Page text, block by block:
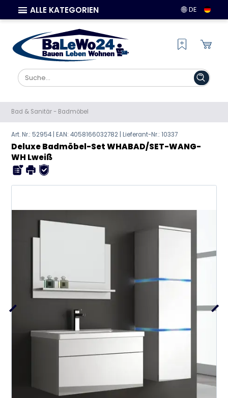
ALLE KATEGORIEN DE
Bad & Sanitär- Badmöbel
Art. Nr.: 52954 | EAN:4058166032782 | Lieferant-Nr.: 10337
Deluxe Badmöbel-Set WHABAD/SET-WANG-
WH Lweiß